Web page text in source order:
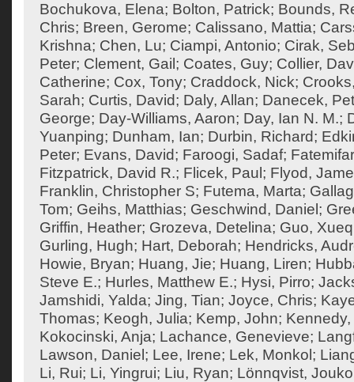
Bochukova, Elena; Bolton, Patrick; Bounds,
Chris; Breen, Gerome; Calissano, Mattia;
Krishna; Chen, Lu; Ciampi, Antonio; Cirak,
Peter; Clement, Gail ; Coates, Guy; Collier,
Catherine; Cox, Tony; Craddock, Nick;
Sarah; Curtis, David; Daly, Allan; Danecek,
George; Day-Williams, Aaron; Day, Ian N. M.;
Yuanping; Dunham, Ian; Durbin, Richard;
Peter; Evans, David; Faroogi, Sadaf;
Fitzpatrick, David R.; Flicek, Paul ; Flyod,
Franklin, Christopher S; Futema, Marta;
Tom; Geihs, Matthias; Geschwind, Daniel ;
Griffin, Heather; Grozeva, Detelina; Guo,
Gurling, Hugh; Hart, Deborah; Hendricks,
Howie, Bryan; Huang, Jie; Huang, Liren;
Steve E.; Hurles, Matthew E.; Hysi, Pirro;
Jamshidi, Yalda; Jing, Tian; Joyce, Chris;
Thomas; Keogh, Julia; Kemp, John;
Kokocinski, Anja; Lachance, Genevieve;
Lawson, Daniel ; Lee, Irene; Lek, Monkol ;
Li, Rui; Li, Yingrui; Liu, Ryan; Lönnqvist, Jouko